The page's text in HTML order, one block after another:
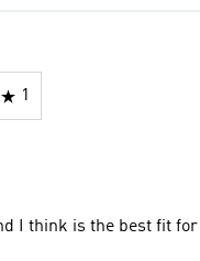
1
I think is the best fit